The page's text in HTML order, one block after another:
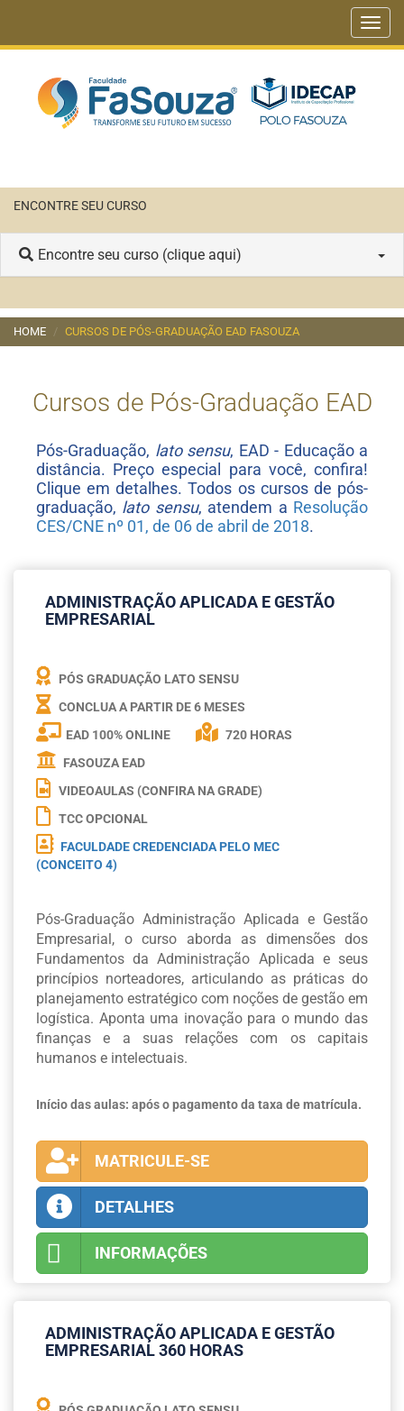
ENCONTRE SEU CURSO
Encontre seu curso (clique aqui)
HOME CURSOS DE PÓS-GRADUAÇÃO EAD FASOUZA
Cursos de Pós-Graduação EAD
Pós-Graduação, lato sensu, EAD - Educação a
distância. Preço especial para você, confira!
Clique em detalhes. Todos os cursos de pós-
graduação, lato sensu, atendem a Resolução
CES/CNE nº 01, de 06 de abril de 2018.
ADMINISTRAÇÃO APLICADA E GESTÃO
EMPRESARIAL
PÓS GRADUAÇÃO LATO SENSU
CONCLUA A PARTIR DE6 MESES
EAD 100% ONLINE
720 HORAS
FASOUZA EAD
VIDEOAULAS (CONFIRA NA GRADE)
TCC OPCIONAL
FACULDADE CREDENCIADA PELO MEC
(CONCEITO 4)
Pós-Graduação Administração Aplicada e Gestão
Empresarial, o curso aborda as dimensões dos
Fundamentos da Administração Aplicada e seus
princípios norteadores, articulando as práticas do
planejamento estratégico com noções de gestão em
logística. Aponta uma inovação para o mundo das
finanças e a suas relações com os capitais
humanos e intelectuais.
Início das aulas: após o pagamento da taxa de matrícula.
MATRICULE-SE
DETALHES
INFORMAÇÕES
ADMINISTRAÇÃO APLICADA E GESTÃO
EMPRESARIAL 360 HORAS